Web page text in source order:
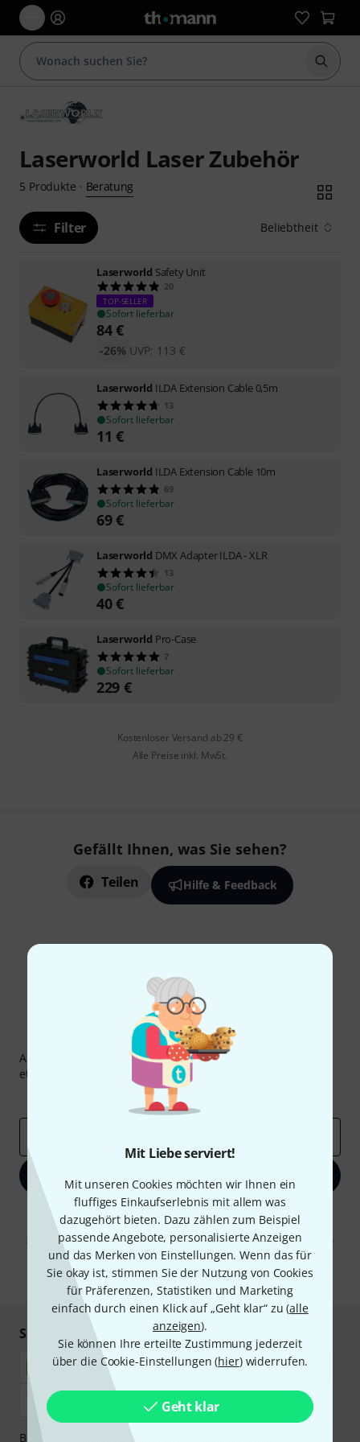
Mit Liebe serviert!
Mit unseren Cookies möchten wir Ihnen ein
fluffiges Einkaufserlebnis mit allem was
dazugehört bieten. Dazu zählen zum Beispiel
passende Angebote, personalisierte Anzeigen
und das Merken von Einstellungen. Wenn das für
Sie okay ist, stimmen Sie der Nutzung von Cookies
für Präferenzen, Statistiken und Marketing
einfach durch einen Klick auf „Geht klar“ zu (alle
anzeigen).
Sie können Ihre erteilte Zustimmung jederzeit
über die Cookie-Einstellungen (hier) widerrufen.
Geht klar
Suche
Laserworld Laser Zubehör
5 Produkte · Beratung
Filter Beliebtheit
Laserworld Safety Unit
20
TOP-SELLER
Sofort lieferbar
84€
UVP: 113 €
-26%
Laserworld ILDA Extension Cable 0,5m
13
Sofort lieferbar
11 €
Laserworld ILDA Extension Cable 10m
69
Sofort lieferbar
69€
Laserworld DMX Adapter ILDA - XLR
13
Sofort lieferbar
40€
Laserworld Pro-Case
7
Sofort lieferbar
229 €
Kostenloser Versand ab 29 €
Alle Preise inkl. MwSt.
Gefällt Ihnen, was Sie sehen?
Teilen Hilfe & Feedback
Thomann Newsletter
Abonniere den Thomann Newsletter und gewinne mit
etwas Glück einen von
50 Gutscheinen
Inspirierende Beiträge
Mit Klick auf „Jetzt anmelden“ stimmen Sie dem Erhalt von E-Mail-
Werbung und einer Messung des E-Mail-Nutzungsverhaltens zu. Die
Abmeldung ist jederzeit möglich. Weitere Informationen finden Sie in
unserenDatenschutzhinweisen.
* Pflichtfeld
Sicher einkaufen & bezahlen
Bezahlen Sie vertraulich und sicher per Nachnahme,